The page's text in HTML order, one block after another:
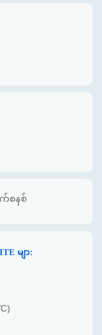
စနစ်
မျာ: